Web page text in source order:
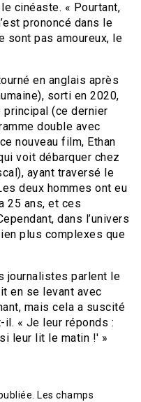
cinéaste. « Pourtant,
prononcé dans le
sont pas amoureux, le
en anglais après
sorti en 2020,
(ce dernier
double avec
nouveau film, Ethan
voit débarquer chez
ayant traversé le
deux hommes ont eu
25 ans, et ces
dans l’univers
plus complexes que
journalistes parlent le
en se levant avec
mais cela a suscité
« Je leur réponds :
leur lit le matin !' »
Les champs